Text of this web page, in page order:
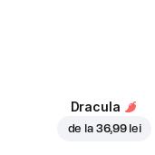
Dracula
de la 36,99 lei